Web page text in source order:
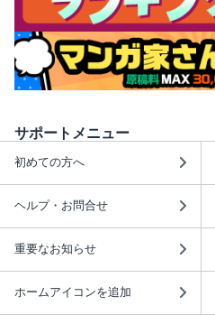
サポートメニュー
初めての方へ
ヘルプ・お問合せ
重要なお知らせ
ホームアイコンを追加